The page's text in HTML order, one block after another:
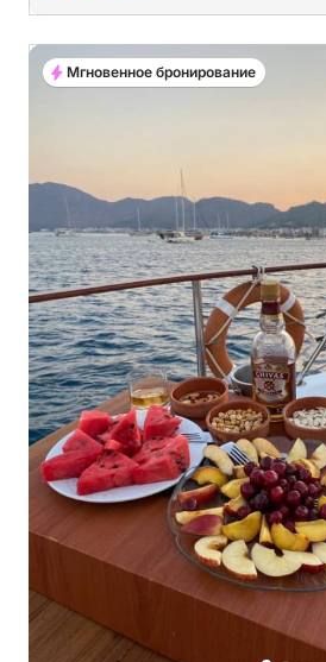
Мгновенное бронирование